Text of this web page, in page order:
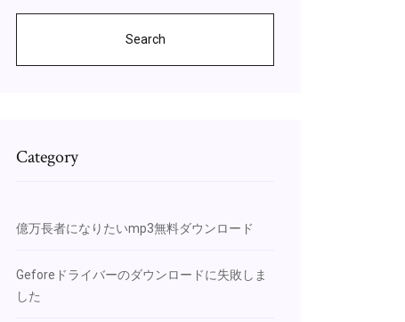
Search
Category
億万長者になりたいmp3無料ダウンロード
Geforeドライバーのダウンロードに失敗しま
した